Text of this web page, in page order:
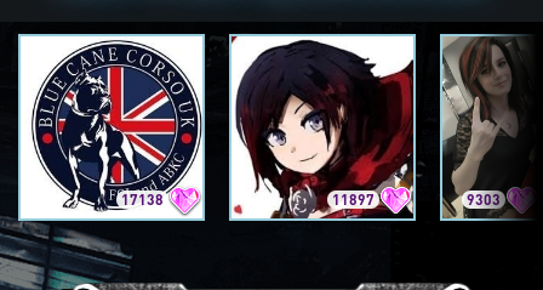
17138 11897 9303